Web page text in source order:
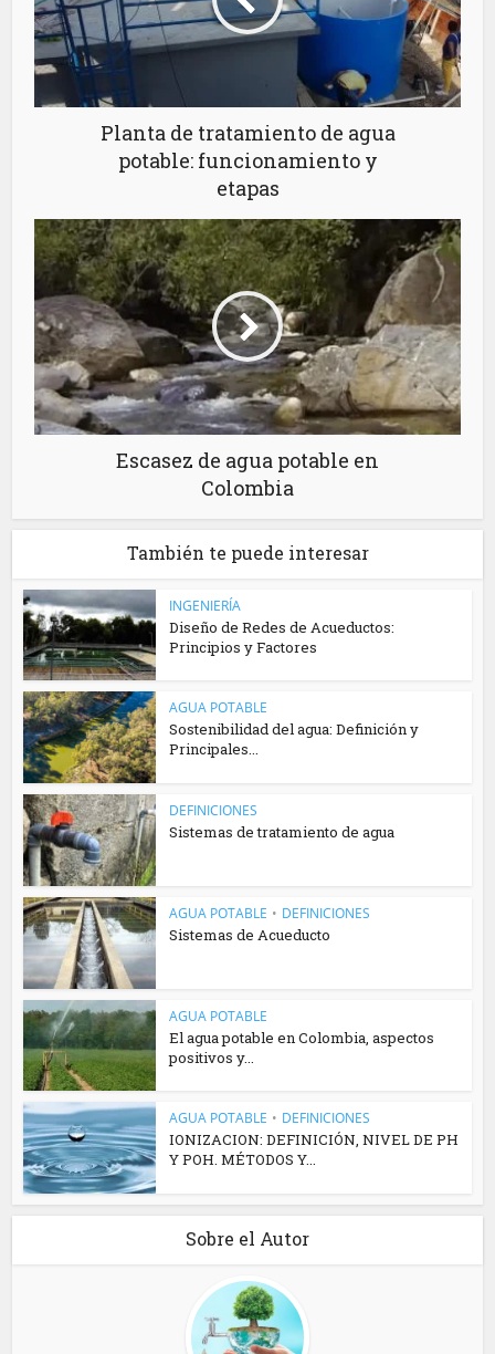
Planta de tratamiento de agua
potable: funcionamiento y
etapas
Escasez de agua potable en
Colombia
También te puede interesar
INGENIERÍA
Diseño de Redes de Acueductos:
Principios y Factores
AGUA POTABLE
Sostenibilidad del agua: Definición y
Principales...
DEFINICIONES
Sistemas de tratamiento de agua
AGUA POTABLE • DEFINICIONES
Sistemas de Acueducto
AGUA POTABLE
El agua potable en Colombia, aspectos
positivos y...
AGUA POTABLE • DEFINICIONES
IONIZACION: DEFINICIÓN, NIVEL DE PH
Y POH. MÉTODOS Y...
Sobre el Autor